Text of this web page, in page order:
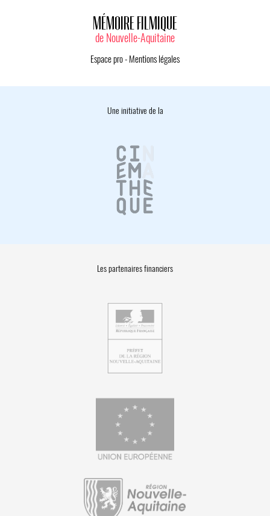
MÉMOIRE FILMIQUE
de Nouvelle-Aquitaine
Espace pro- Mentions légales
Une initiative de la
Les partenaires financiers